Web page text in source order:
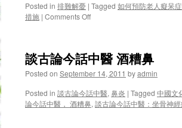
Posted in 排難解憂 | Tagged 如何預防老人癡呆症
措施 | Comments Offon
人
呆
症：
食
談古論今話中醫 酒糟鼻
Posted on September 14, 2011 byadmin
Posted in 談古論今話中醫, 鼻炎 | Tagged 中國文
論今話中醫， 酒糟鼻, 談古論今話中醫：坐骨神經